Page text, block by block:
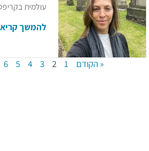
עולמית
להמשך
« הקודם 1
2
3
4
5
6